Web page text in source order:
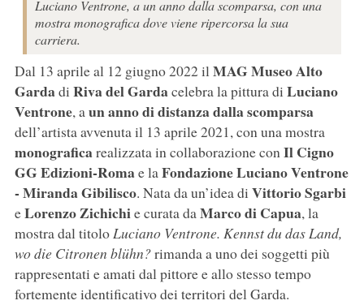
Luciano Ventrone, a un anno dalla scomparsa, con una
mostra monografica dove viene ripercorsa la sua
carriera.
Dal 13 aprile al 12 giugno 2022 ilMAG Museo Alto
Gardadi Riva del Gardacelebra la pittura di Luciano
Ventrone, aun anno di distanza dalla scomparsa
dell’artista avvenuta il 13 aprile 2021, con una mostra
monograficarealizzata in collaborazione conIl Cigno
GG Edizioni-Romae laFondazione Luciano Ventrone
- Miranda Gibilisco. Nata da un’idea di Vittorio Sgarbi
eLorenzo Zichichie curata daMarco di Capua, la
mostra dal titoloLuciano Ventrone. Kennst du das Land,
wo die Citronen blühn?rimanda a uno dei soggetti più
rappresentati e amati dal pittore e allo stesso tempo
fortemente identificativo dei territori del Garda.